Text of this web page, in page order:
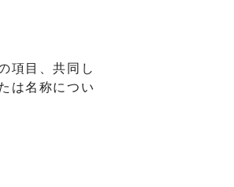
項目、共同し
は名称につい